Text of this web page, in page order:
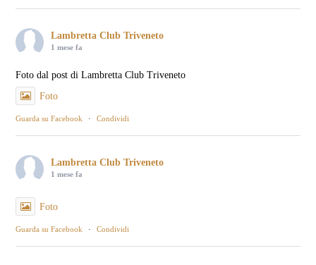
Lambretta Club Triveneto
1 mese fa
Foto dal post di Lambretta Club Triveneto
Foto
Guarda su Facebook · Condividi
Lambretta Club Triveneto
1 mese fa
Foto
Guarda su Facebook · Condividi